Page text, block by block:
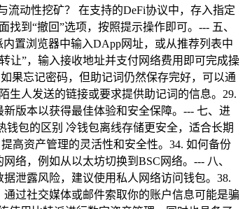
流动性挖矿？ 在支持的DeFi协议中，存入指定
到“撤回”选项，按照提示操作即可。--- 五、
置浏览器中输入DApp网址，或从推荐列表中
让”，输入接收地址并支付网络费用即可完成操
果忘记密码，但助记词仍然保存完好，可以通
生人发送的链接或要求提供助记词的信息。29.
版本以获得最佳体验和安全保障。--- 七、进
包的区别 冷钱包离线存储更安全，适合长期
高资产管理的灵活性和安全性。34. 如何备份
络，例如从以太坊切换到BSC网络。--- 八、
泄露风险，建议使用私人网络访问钱包。38.
过社交媒体或邮件索取你的账户信息可能是骗